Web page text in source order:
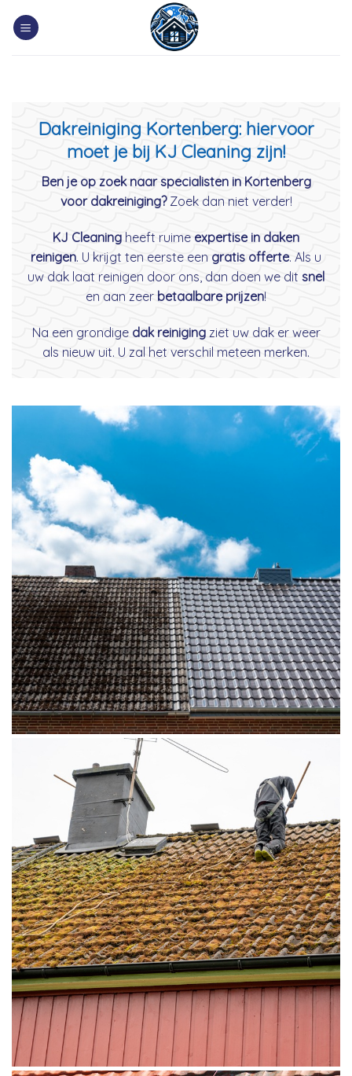
Dakreiniging Kortenberg: hiervoor
moet je bij KJ Cleaning zijn!
Ben je op zoek naar specialisten in Kortenberg
voor dakreiniging?Zoek dan niet verder!
KJ Cleaning heeft ruime expertise in daken
reinigen. U krijgt ten eerste een gratis offerte. Als u
uw dak laat reinigen door ons, dan doen we dit snel
en aan zeer betaalbare prijzen!
Na een grondige dak reinigingziet uw dak er weer
als nieuw uit. U zal het verschil meteen merken.